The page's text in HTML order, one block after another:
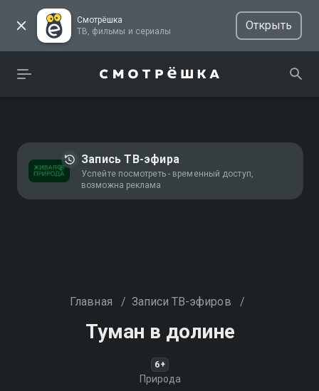
Смотрёшка
ТВ, фильмы и сериалы
Открыть
Запись ТВ-эфира
Успейте посмотреть - временный доступ,
возможна реклама
Главная / Записи ТВ-эфиров /
Туман в долине
6+
Природа